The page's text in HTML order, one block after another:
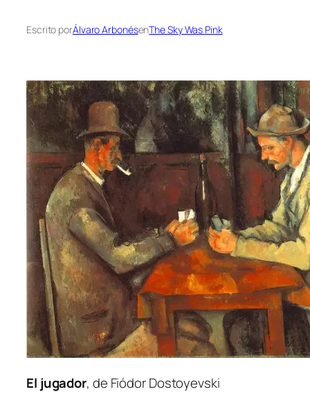
Escrito porÁlvaro ArbonésenThe Sky Was Pink
El ju­ga­dor, de Fiódor Dostoyevski